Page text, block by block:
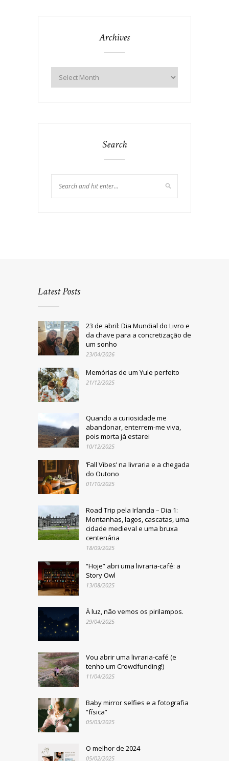
Archives
Search
Latest Posts
23 de abril: Dia Mundial do Livro e
da chave para a concretização de
um sonho
23/04/2026
Memórias de um Yule perfeito
21/12/2025
Quando a curiosidade me
abandonar, enterrem-me viva,
pois morta já estarei
10/12/2025
‘Fall Vibes’ na livraria e a chegada
do Outono
01/10/2025
Road Trip pela Irlanda – Dia 1:
Montanhas, lagos, cascatas, uma
cidade medieval e uma bruxa
centenária
18/09/2025
“Hoje” abri uma livraria-café: a
Story Owl
13/08/2025
À luz, não vemos os pirilampos.
29/04/2025
Vou abrir uma livraria-café (e
tenho um Crowdfunding!)
11/04/2025
Baby mirror selfies e a fotografia
“física”
05/03/2025
O melhor de 2024
05/02/2025